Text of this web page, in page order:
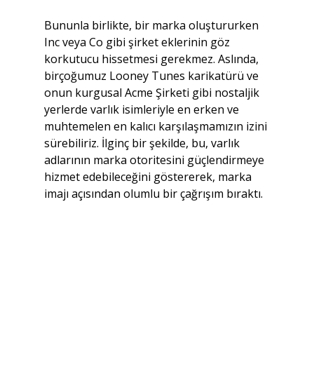
Bununla birlikte, bir marka oluştururken
Inc veya Co gibi şirket eklerinin göz
korkutucu hissetmesi gerekmez. Aslında,
birçoğumuz Looney Tunes karikatürü ve
onun kurgusal Acme Şirketi gibi nostaljik
yerlerde varlık isimleriyle en erken ve
muhtemelen en kalıcı karşılaşmamızın izini
sürebiliriz. İlginç bir şekilde, bu, varlık
adlarının marka otoritesini güçlendirmeye
hizmet edebileceğini göstererek, marka
imajı açısından olumlu bir çağrışım bıraktı.